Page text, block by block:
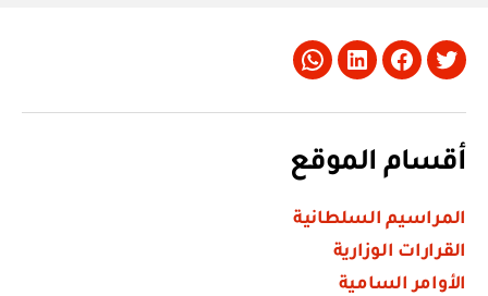
Twitter
Facebook
LinkedIn
Whatsapp
أقسام الموقع
المراسيم السلطانية
القرارات الوزارية
الأوامر السامية